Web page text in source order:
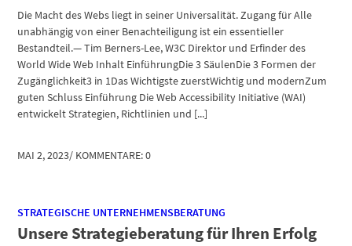
Die Macht des Webs liegt in seiner Universalität. Zugang für Alle
unabhängig von einer Benachteiligung ist ein essentieller
Bestandteil.— Tim Berners-Lee, W3C Direktor und Erfinder des
World Wide Web Inhalt EinführungDie 3 SäulenDie 3 Formen der
Zugänglichkeit3 in 1Das Wichtigste zuerstWichtig und modernZum
guten Schluss Einführung Die Web Accessibility Initiative (WAI)
entwickelt Strategien, Richtlinien und [...]
MAI 2, 2023/ KOMMENTARE: 0
STRATEGISCHE UNTERNEHMENSBERATUNG
Unsere Strategieberatung für Ihren Erfolg